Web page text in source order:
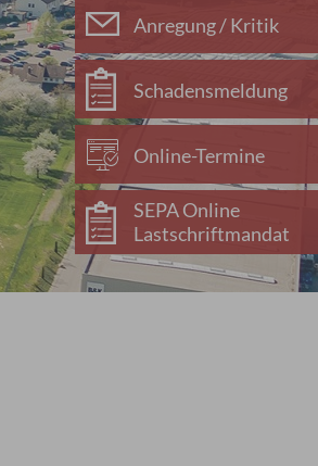
Anregung / Kritik
Schadensmeldung
Online-Termine
SEPA Online
Lastschriftmandat